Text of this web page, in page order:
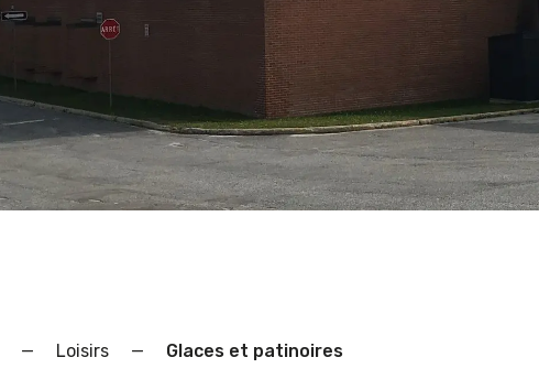
— Loisirs — Glaces et patinoires